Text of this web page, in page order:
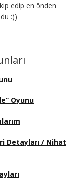
edip en önden
:))
Oyunu
Detayları / Nihat